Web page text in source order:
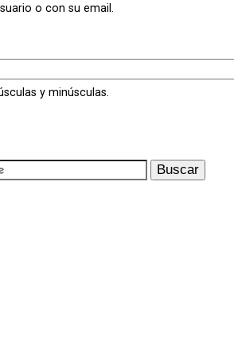
o con su email.
y minúsculas.